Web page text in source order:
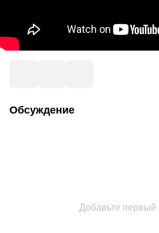
Обсуждение
Добавьте первый